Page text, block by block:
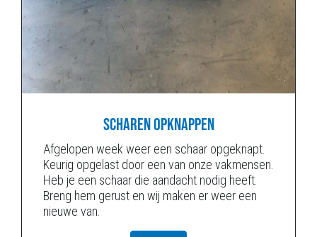
SCHAREN OPKNAPPEN
Afgelopen week weer een schaar opgeknapt.
Keurig opgelast door een van onze vakmensen.
Heb je een schaar die aandacht nodig heeft.
Breng hem gerust en wij maken er weer een
nieuwe van.